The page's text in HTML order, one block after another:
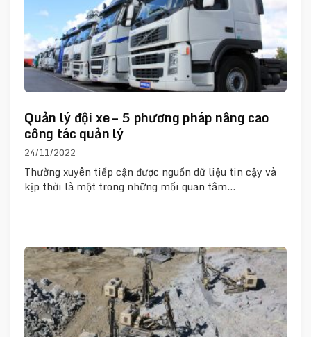
Quản lý đội xe – 5 phương pháp nâng cao
công tác quản lý
24/11/2022
Thường xuyên tiếp cận được nguồn dữ liệu tin cậy và
kịp thời là một trong những mối quan tâm…